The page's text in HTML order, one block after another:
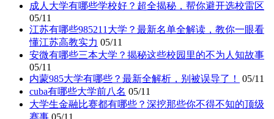
成人大学有哪些学校好？超全揭秘，帮你避开选校雷区
05/11
江苏有哪些985211大学？最新名单全解读，教你一眼看
懂江苏高教实力 05/11
安微有哪些三本大学？揭秘这些校园里的不为人知故事
05/11
内蒙985大学有哪些？最新全解析，别被误导了！
05/11
cuba有哪些大学前八名 05/11
大学生金融比赛都有哪些？深挖那些你不得不知的顶级